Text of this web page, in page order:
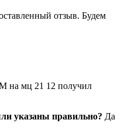
отзыв. Будем
на мц 21 12 получил
указаны правильно? Да